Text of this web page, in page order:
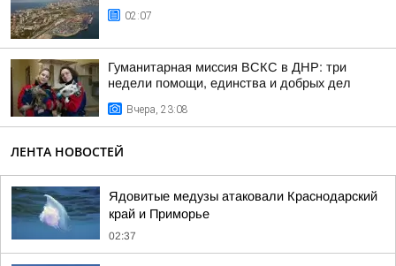
02:07
Гуманитарная миссия ВСКС в ДНР: три
недели помощи, единства и добрых дел
Вчера, 23:08
ЛЕНТА НОВОСТЕЙ
Ядовитые медузы атаковали Краснодарский
край и Приморье
02:37